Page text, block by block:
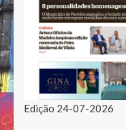
Edição 24-07-2026